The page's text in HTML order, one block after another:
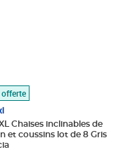
offerte
Chaises inclinables de
et coussins lot de 8 Gris